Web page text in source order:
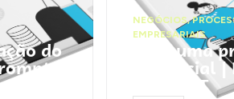
do
NEGÓCIOS,
EMPRESARIAIS
Faça uma
comercial
ChatGPT